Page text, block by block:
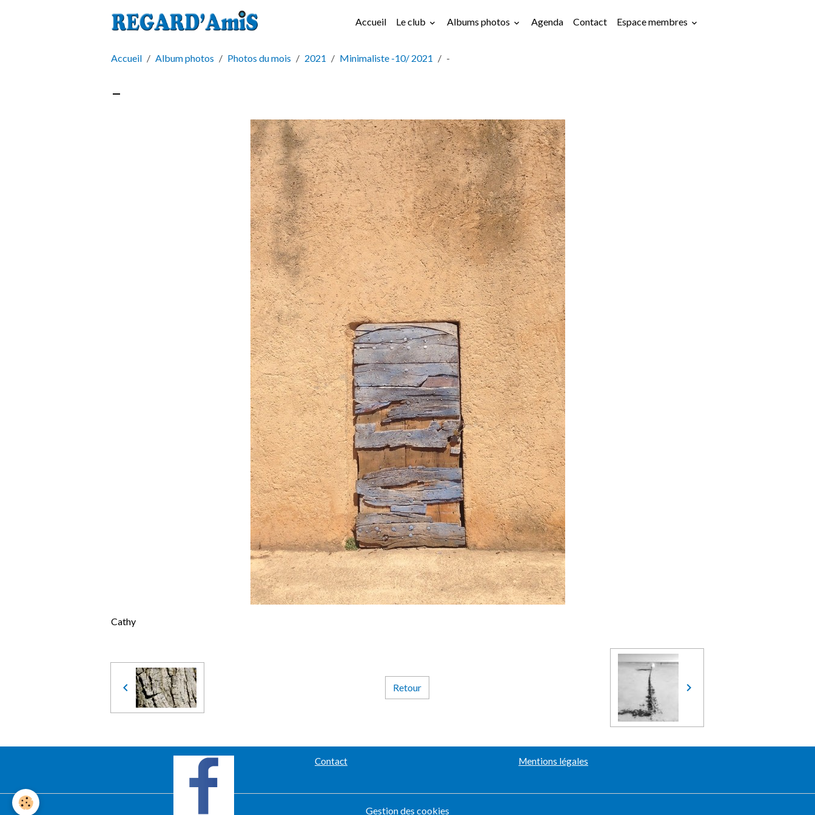
Accueil Le club Albums photos Agenda Contact Espace membres
Accueil Album photos Photos du mois 2021 Minimaliste -10/ 2021 -
-
Cathy
Retour
Contact Mentions légales
Gestion des cookies